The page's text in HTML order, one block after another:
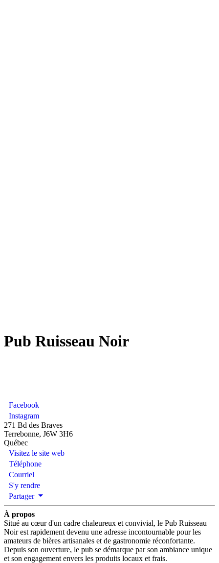
Pub Ruisseau Noir
Facebook
Instagram
271 Bd des Braves
Terrebonne, J6W 3H6
Québec
Visitez le site web
Téléphone
Courriel
S'y rendre
Partager
À propos
Situé au cœur d'un cadre chaleureux et convivial, le Pub Ruisseau
Noir est rapidement devenu une adresse incontournable pour les
amateurs de bières artisanales et de gastronomie réconfortante.
Depuis son ouverture, le pub se démarque par son ambiance unique
et son engagement envers les produits locaux et frais.